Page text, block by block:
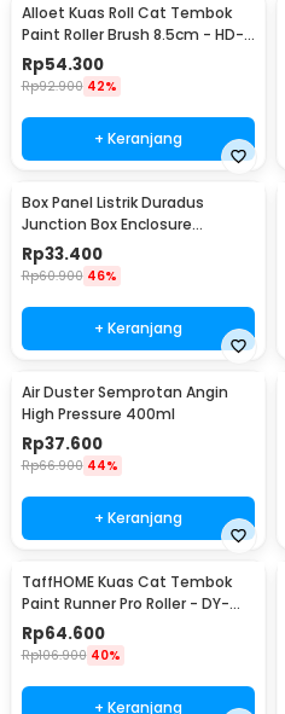
Alloet Kuas Roll Cat Tembok
Paint Roller Brush 8.5cm - HD-
TVYQS
Rp54.300
Rp92.900 42%
+ Keranjang
Box Panel Listrik Duradus
Junction Box Enclosure
Waterproof 158x90mm - B1589
Rp33.400
Rp60.900 46%
+ Keranjang
Air Duster Semprotan Angin
High Pressure 400ml
Rp37.600
Rp66.900 44%
+ Keranjang
TaffHOME Kuas Cat Tembok
Paint Runner Pro Roller - DY-
526
Rp64.600
Rp106.900 40%
+ Keranjang